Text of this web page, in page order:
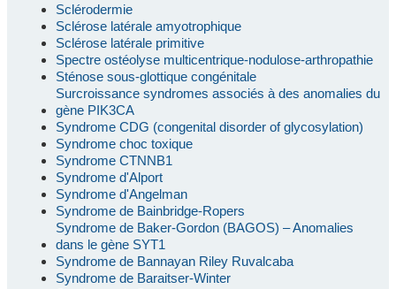
Sclérodermie
Sclérose latérale amyotrophique
Sclérose latérale primitive
Spectre ostéolyse multicentrique-nodulose-arthropathie
Sténose sous-glottique congénitale
Surcroissance syndromes associés à des anomalies du
gène PIK3CA
Syndrome CDG (congenital disorder of glycosylation)
Syndrome choc toxique
Syndrome CTNNB1
Syndrome d'Alport
Syndrome d'Angelman
Syndrome de Bainbridge-Ropers
Syndrome de Baker-Gordon (BAGOS) – Anomalies
dans le gène SYT1
Syndrome de Bannayan Riley Ruvalcaba
Syndrome de Baraitser-Winter